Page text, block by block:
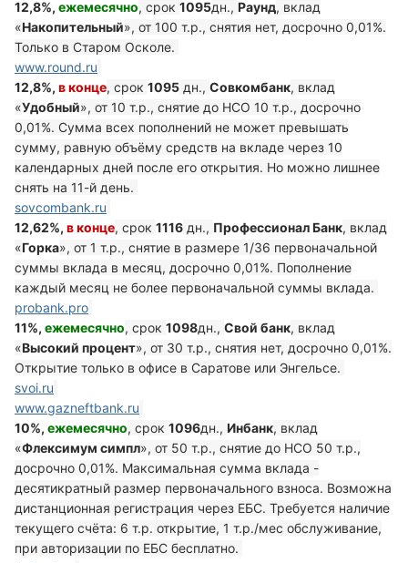
12,8%, ежемесячно, срок 1095дн., Раунд, вклад
«Накопительный», от 100 т.р., снятия нет, досрочно 0,01%.
Только в Старом Осколе.
www.round.ru
12,8%, в конце, срок 1095 дн., Совкомбанк, вклад
«Удобный», от 10 т.р., снятие до НСО 10 т.р., досрочно
0,01%. Сумма всех пополнений не может превышать
сумму, равную объёму средств на вкладе через 10
календарных дней после его открытия. Но можно лишнее
снять на 11-й день.
sovcombank.ru
12,62%, в конце, срок 1116 дн., Профессионал Банк, вклад
«Горка», от 1 т.р., снятие в размере 1/36 первоначальной
суммы вклада в месяц, досрочно 0,01%. Пополнение
каждый месяц не более первоначальной суммы вклада.
probank.pro
11%, ежемесячно, срок 1098дн., Свой банк, вклад
«Высокий процент», от 30 т.р., снятия нет, досрочно 0,01%.
Открытие только в офисе в Саратове или Энгельсе.
svoi.ru
www.gazneftbank.ru
10%, ежемесячно, срок 1096дн., Инбанк, вклад
«Флексимум симпл», от 50 т.р., снятие до НСО 50 т.р.,
досрочно 0,01%. Максимальная сумма вклада -
десятикратный размер первоначального взноса. Возможна
дистанционная регистрация через ЕБС. Требуется наличие
текущего счёта: 6 т.р. открытие, 1 т.р./мес обслуживание,
при авторизации по ЕБС бесплатно.